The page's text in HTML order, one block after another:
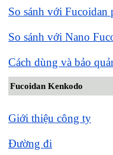
So sánh với Fucoidan
So sánh với Nano
Cách dùng và bảo
Fucoidan Kenkodo
Giới thiệu công ty
Đường đi